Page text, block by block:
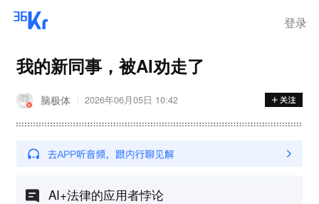
登录
我的新同事，被AI劝走了
脑极体 2026年06月05日 10:42
AI+法律的应用者悖论